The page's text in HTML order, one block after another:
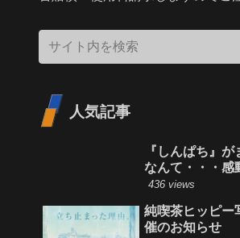
人気記事
『しんぱち』
なんて・・・感
436 views
純喫茶ヒッピ
催のお知らせ